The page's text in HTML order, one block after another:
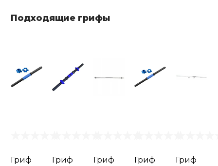
Подходящие грифы
Гриф
Гриф
Гриф
Гриф
Гриф